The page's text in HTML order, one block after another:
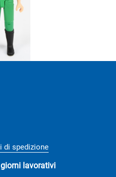
di spedizione
lavorativi